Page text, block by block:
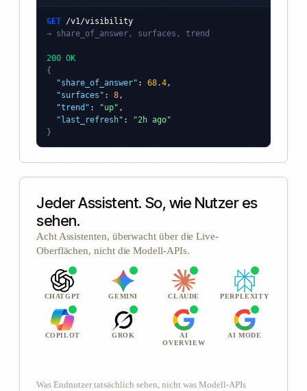
GET /v1/visibility
→ share_of_answer, surfaces, trend
200 OK
{
"share_of_answer" : 68.4,
"surfaces" : 8,
"trend" : "up" ,
"last_refresh" :
"2h ago"
}
Jeder Assistent. So, wie Nutzer es
sehen.
Acht Assistenten, überwacht über die Live-
Oberflächen, nicht die Modell-APIs.
CHATGPT GEMINI CLAUDE PERPLEXITY
COPILOT GROK
AI
OVERVIEW
AI MODE
Was Endnutzer tatsächlich sehen, nicht was Modell-APIs